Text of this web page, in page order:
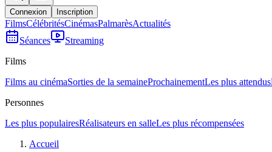
Connexion Inscription
FilmsCélébritésCinémasPalmarèsActualités
Séances
Streaming
Films
Films au cinémaSorties de la semaineProchainementLes plus attendus
Personnes
Les plus populairesRéalisateurs en salleLes plus récompensées
Accueil